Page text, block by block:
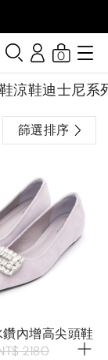
涼鞋迪士尼系
0
篩選排序
內增高尖頭鞋
2180